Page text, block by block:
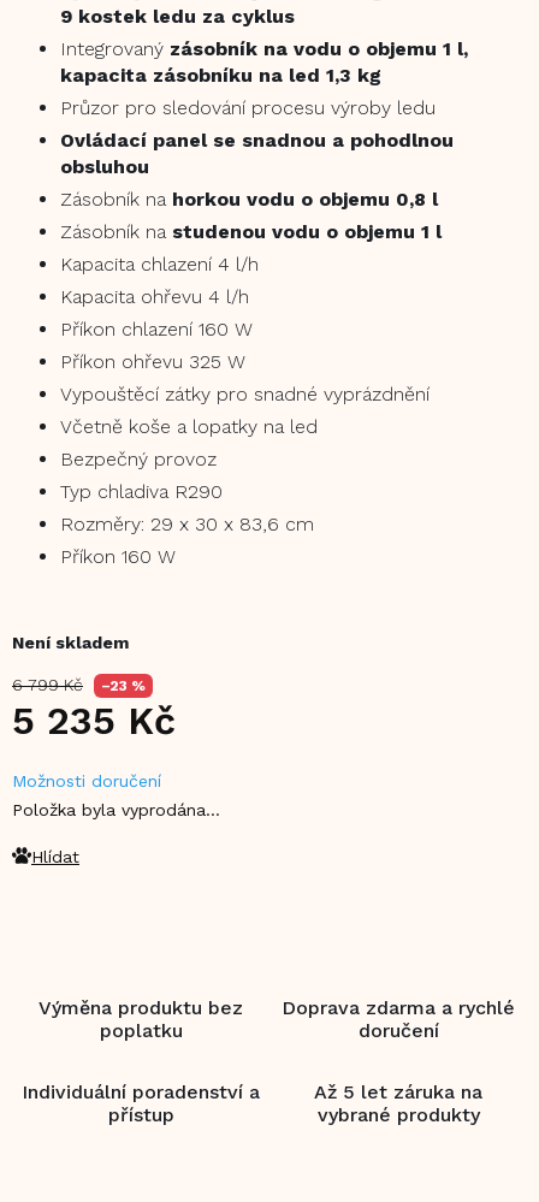
6 799 Kč –23 %
5 235 Kč
cena:
Není skladem
Možnosti doručení
Položka byla vyprodána…
9 kostek ledu za cyklus
Integrovaný zásobník na vodu o objemu 1 l,
kapacita zásobníku na led 1,3 kg
Průzor pro sledování procesu výroby ledu
Ovládací panel se snadnou a pohodlnou
obsluhou
Zásobník na horkou vodu o objemu 0,8 l
Zásobník na studenou vodu o objemu 1 l
Kapacita chlazení 4 l/h
Kapacita ohřevu 4 l/h
Příkon chlazení 160 W
Příkon ohřevu 325 W
Vypouštěcí zátky pro snadné vyprázdnění
Včetně koše a lopatky na led
Bezpečný provoz
Typ chladiva R290
Rozměry: 29 x 30 x 83,6 cm
Příkon 160 W
Hlídat
Výměna produktu bez
poplatku
Doprava zdarma a rychlé
doručení
Individuální poradenství a
přístup
Až 5 let záruka na
vybrané produkty